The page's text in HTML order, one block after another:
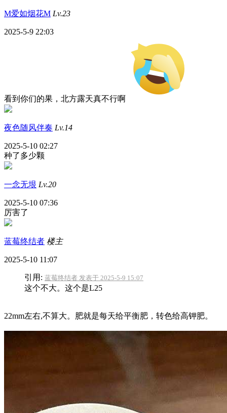
M爱如烟花M Lv.23
2025-5-9 22:03
看到你们的果，北方露天真不行啊
夜色随风伴奏 Lv.14
2025-5-10 02:27
种了多少颗
一念无垠 Lv.20
2025-5-10 07:36
厉害了
蓝莓终结者 楼主
2025-5-10 11:07
引用: 蓝莓终结者 发表于 2025-5-9 15:07
这个不大。这个是L25
22mm左右,不算大。肥就是每天给平衡肥，转色给高钾肥。